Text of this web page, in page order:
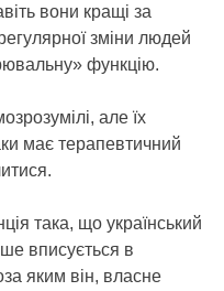
вони кращі за
зміни людей
функцію.
але їх
має терапевтичний
така, що український
вписується в
яким він, власне